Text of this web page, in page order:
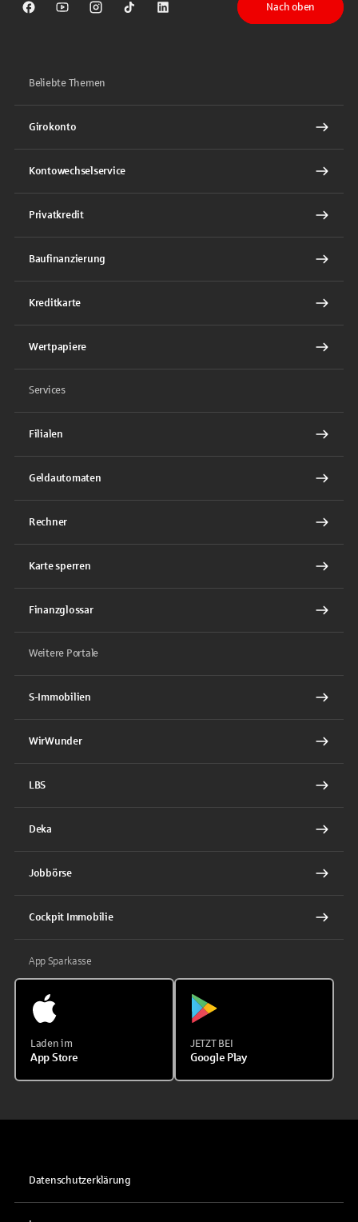
Sparkasse auf Facebook
Sparkasse auf Youtube
Sparkasse auf Instagram
Sparkasse auf TikTok
Sparkasse auf LinkedIn
Nach oben
Beliebte Themen
Girokonto
Kontowechselservice
Privatkredit
Baufinanzierung
Kreditkarte
Wertpapiere
Services
Filialen
Geldautomaten
Rechner
Karte sperren
Finanzglossar
Weitere Portale
S-Immobilien
WirWunder
LBS
Deka
Jobbörse
Cockpit Immobilie
App Sparkasse
Laden im
App Store
JETZT BEI
Google Play
Datenschutzerklärung